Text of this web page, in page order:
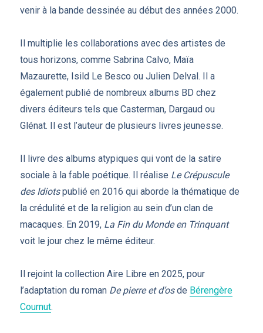
venir à la bande dessinée au début des années 2000.
Il multiplie les collaborations avec des artistes de
tous horizons, comme Sabrina Calvo, Maïa
Mazaurette, Isild Le Besco ou Julien Delval. Il a
également publié de nombreux albums BD chez
divers éditeurs tels que Casterman, Dargaud ou
Glénat. Il est l’auteur de plusieurs livres jeunesse.
Il livre des albums atypiques qui vont de la satire
sociale à la fable poétique. Il réalise Le Crépuscule
des Idiotspublié en 2016 qui aborde la thématique de
la crédulité et de la religion au sein d’un clan de
macaques. En 2019, La Fin du Monde en Trinquant
voit le jour chez le même éditeur.
Il rejoint la collection Aire Libre en 2025, pour
l’adaptation du roman De pierre et d’osde Bérengère
Cournut.